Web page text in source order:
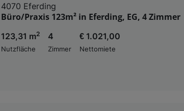
4070 Eferding
Büro/Praxis 123m² in Eferding, EG, 4 Zimmer
123,31 m2
Nutzfläche
4
Zimmer
€ 1.021,00
Nettomiete